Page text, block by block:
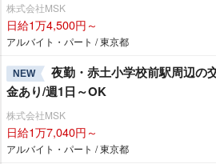
株式会社MSK
日給1万4,500円～
アルバイト・パート / 東京都
NEW
夜勤・赤土小学校前駅周辺の
金あり/週1日～OK
株式会社MSK
日給1万7,040円～
アルバイト・パート / 東京都